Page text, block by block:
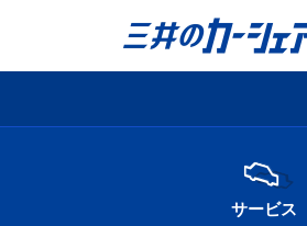
サービス